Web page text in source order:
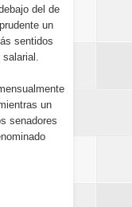
del de
un
sentidos
salarial.
un
senadores